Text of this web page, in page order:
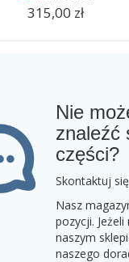
315,00 zł
Nie
znaleźć
części?
Skontaktuj
Nasz
pozycji.
naszym
naszego